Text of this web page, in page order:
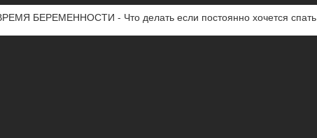
БЕРЕМЕННОСТИ - Что делать если постоянно хочется спать